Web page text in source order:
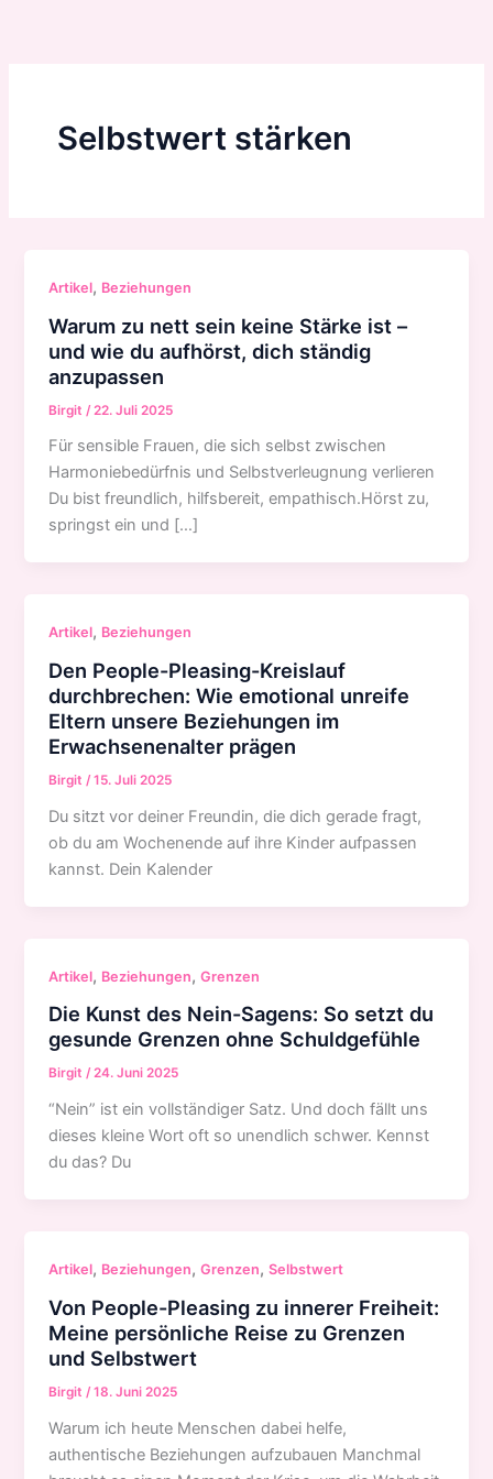
Selbstwert stärken
Artikel, Beziehungen
Warum zu nett sein keine Stärke ist –
und wie du aufhörst, dich ständig
anzupassen
Birgit /22. Juli 2025
Für sensible Frauen, die sich selbst zwischen
Harmoniebedürfnis und Selbstverleugnung verlieren
Du bist freundlich, hilfsbereit, empathisch.Hörst zu,
springst ein und […]
Artikel, Beziehungen
Den People-Pleasing-Kreislauf
durchbrechen: Wie emotional unreife
Eltern unsere Beziehungen im
Erwachsenenalter prägen
Birgit/15. Juli 2025
Du sitzt vor deiner Freundin, die dich gerade fragt,
ob du am Wochenende auf ihre Kinder aufpassen
kannst. Dein Kalender
Artikel, Beziehungen,Grenzen
Die Kunst des Nein-Sagens: So setzt du
gesunde Grenzen ohne Schuldgefühle
Birgit/24. Juni 2025
“Nein” ist ein vollständiger Satz. Und doch fällt uns
dieses kleine Wort oft so unendlich schwer. Kennst
du das? Du
Artikel, Beziehungen,Grenzen,Selbstwert
Von People-Pleasing zu innerer Freiheit:
Meine persönliche Reise zu Grenzen
und Selbstwert
Birgit /18. Juni 2025
Warum ich heute Menschen dabei helfe,
authentische Beziehungen aufzubauen Manchmal